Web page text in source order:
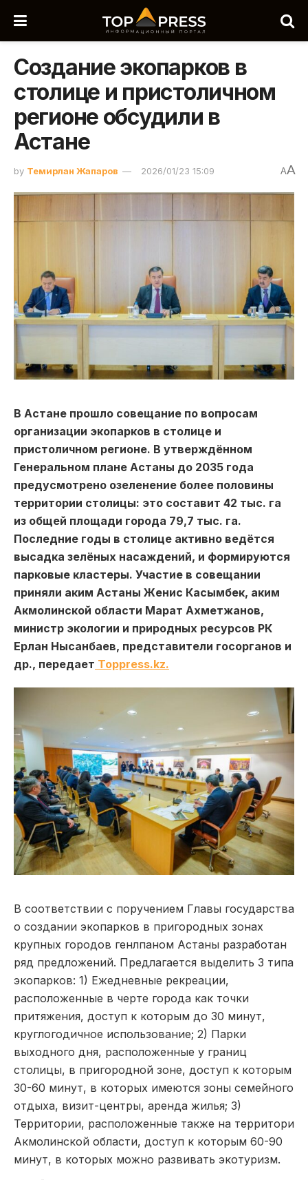
Создание экопарков в
столице и пристоличном
регионе обсудили в
Астане
by Темирлан Жапаров 2026/01/23 15:09 AA
В Астане прошло совещание по вопросам
организации экопарков в столице и
пристоличном регионе. В утверждённом
Генеральном плане Астаны до 2035 года
предусмотрено озеленение более половины
территории столицы: это составит 42 тыс. га
из общей площади города 79,7 тыс. га.
Последние годы в столице активно ведётся
высадка зелёных насаждений, и формируются
парковые кластеры. Участие в совещании
приняли аким Астаны Женис Касымбек, аким
Акмолинской области Марат Ахметжанов,
министр экологии и природных ресурсов РК
Ерлан Нысанбаев, представители госорганов и
др., передает Toppress.kz.
В соответствии с поручением Главы государства
о создании экопарков в пригородных зонах
крупных городов генлпаном Астаны разработан
ряд предложений. Предлагается выделить 3 типа
экопарков: 1) Ежедневные рекреации,
расположенные в черте города как точки
притяжения, доступ к которым до 30 минут,
круглогодичное использование; 2) Парки
выходного дня, расположенные у границ
столицы, в пригородной зоне, доступ к которым
30-60 минут, в которых имеются зоны семейного
отдыха, визит-центры, аренда жилья; 3)
Территории, расположенные также на территори
Акмолинской области, доступ к которым 60-90
минут, в которых можно развивать экотуризм.